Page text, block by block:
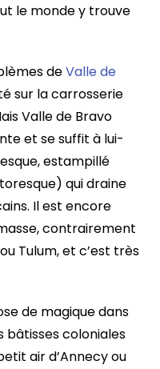
le monde y trouve
deValle de
sur la carrosserie
Valle de Bravo
et se suffit à lui-
estampillé
qui draine
Il est encore
contrairement
Tulum, et c’est très
de magique dans
bâtisses coloniales
air d’Annecy ou